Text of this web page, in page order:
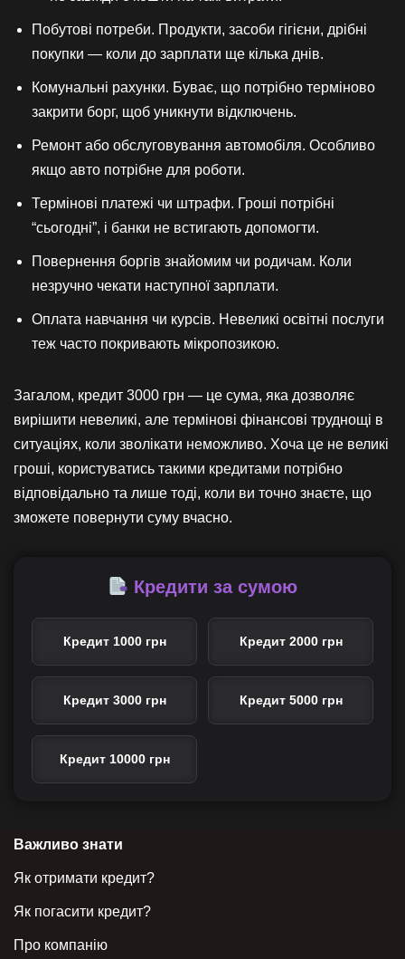
Побутові потреби. Продукти, засоби гігієни, дрібні
покупки — коли до зарплати ще кілька днів.
Комунальні рахунки. Буває, що потрібно терміново
закрити борг, щоб уникнути відключень.
Ремонт або обслуговування автомобіля. Особливо
якщо авто потрібне для роботи.
Термінові платежі чи штрафи. Гроші потрібні
“сьогодні”, і банки не встигають допомогти.
Повернення боргів знайомим чи родичам. Коли
незручно чекати наступної зарплати.
Оплата навчання чи курсів. Невеликі освітні послуги
теж часто покривають мікропозикою.
Загалом, кредит 3000 грн — це сума, яка дозволяє
вирішити невеликі, але термінові фінансові труднощі в
ситуаціях, коли зволікати неможливо. Хоча це не великі
гроші, користуватись такими кредитами потрібно
відповідально та лише тоді, коли ви точно знаєте, що
зможете повернути суму вчасно.
Кредити за сумою
Кредит 1000 грн Кредит 2000 грн
Кредит 3000 грн Кредит 5000 грн
Кредит 10000 грн
Важливо знати
Як отримати кредит?
Як погасити кредит?
Про компанію